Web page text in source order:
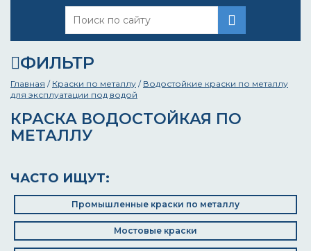
ФИЛЬТР
Главная / Краски по металлу / Водостойкие краски по металлу
для эксплуатации под водой
КРАСКА ВОДОСТОЙКАЯ ПО
МЕТАЛЛУ
ЧАСТО ИЩУТ:
Промышленные краски по металлу
Мостовые краски